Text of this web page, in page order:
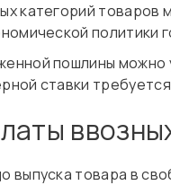
категорий товаров
политики
пошлины
ставки
выпуска товара в